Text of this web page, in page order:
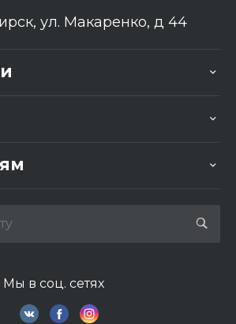
ул. Макаренко, д 44
Мы в соц. сетях